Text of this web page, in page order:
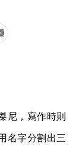
尼，寫作時則
名字分割出三